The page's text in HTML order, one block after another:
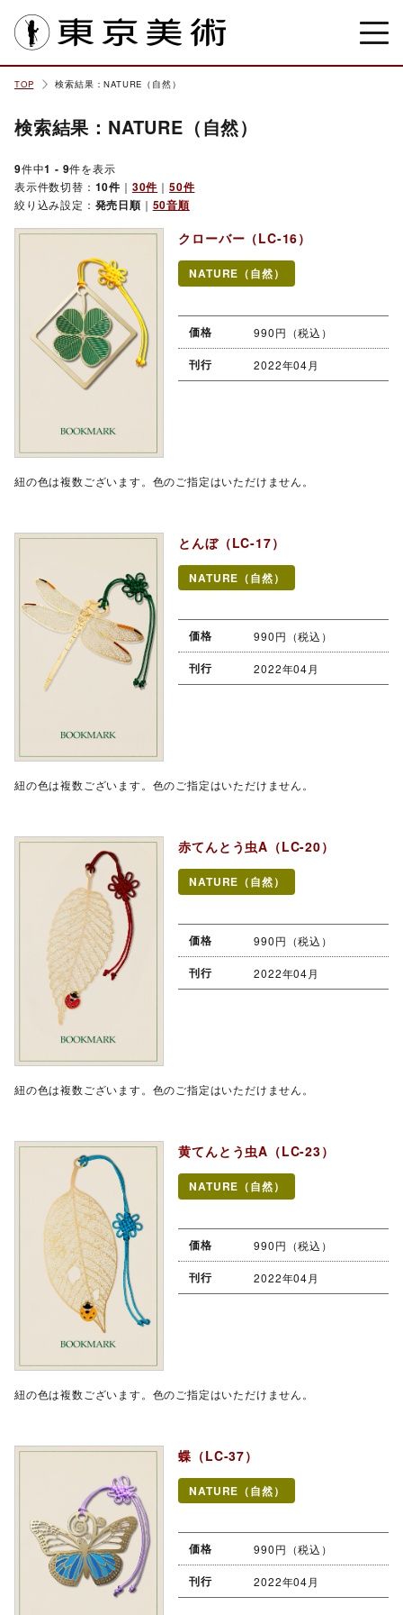
TOP 検索結果：NATURE（自然）
検索結果：NATURE（自然）
9件中1 - 9件を表示
表示件数切替： 10件 ｜ 30件 ｜50件
絞り込み設定： 発売日順 ｜ 50音順
クローバー（LC-16）
NATURE（自然）
価格 990円（税込）
刊行 2022年04月
紐の色は複数ございます。色のご指定はいただけません。
とんぼ（LC-17）
NATURE（自然）
価格 990円（税込）
刊行 2022年04月
紐の色は複数ございます。色のご指定はいただけません。
赤てんとう虫A（LC-20）
NATURE（自然）
価格 990円（税込）
刊行 2022年04月
紐の色は複数ございます。色のご指定はいただけません。
黄てんとう虫A（LC-23）
NATURE（自然）
価格 990円（税込）
刊行 2022年04月
紐の色は複数ございます。色のご指定はいただけません。
蝶（LC-37）
NATURE（自然）
価格 990円（税込）
刊行 2022年04月